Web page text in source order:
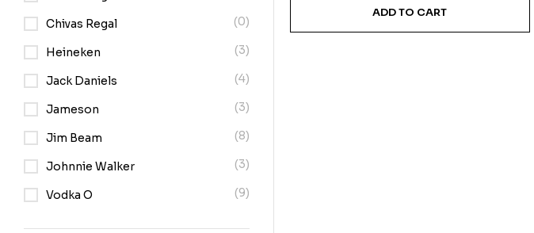
ADD TO CART
Chivas Regal (0)
Heineken (3)
Jack Daniels (4)
Jameson (3)
Jim Beam (8)
Johnnie Walker (3)
Vodka O (9)